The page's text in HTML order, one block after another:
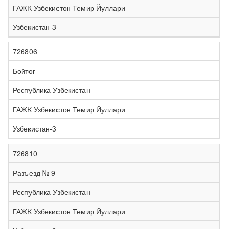
ГАЖК Узбекистон Темир Йуллари
Узбекистан-3
726806
Бойтог
Республика Узбекистан
ГАЖК Узбекистон Темир Йуллари
Узбекистан-3
726810
Разъезд № 9
Республика Узбекистан
ГАЖК Узбекистон Темир Йуллари